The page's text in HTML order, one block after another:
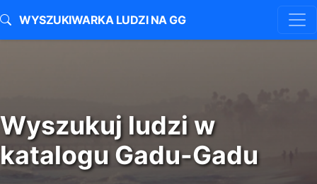
WYSZUKIWARKA LUDZI NA GG
Wyszukuj ludzi w
katalogu Gadu-Gadu